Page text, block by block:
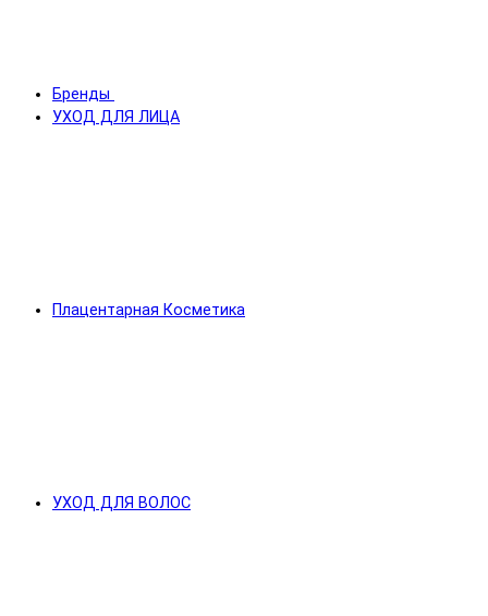
Бренды
УХОД ДЛЯ ЛИЦА
Плацентарная Косметика
УХОД ДЛЯ ВОЛОС